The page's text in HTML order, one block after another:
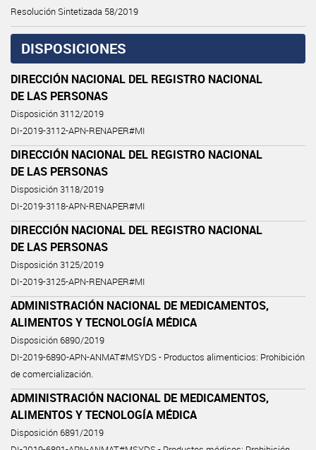
Resolución Sintetizada 58/2019
DISPOSICIONES
DIRECCIÓN NACIONAL DEL REGISTRO NACIONAL
DE LAS PERSONAS
Disposición 3112/2019
DI-2019-3112-APN-RENAPER#MI
DIRECCIÓN NACIONAL DEL REGISTRO NACIONAL
DE LAS PERSONAS
Disposición 3118/2019
DI-2019-3118-APN-RENAPER#MI
DIRECCIÓN NACIONAL DEL REGISTRO NACIONAL
DE LAS PERSONAS
Disposición 3125/2019
DI-2019-3125-APN-RENAPER#MI
ADMINISTRACIÓN NACIONAL DE MEDICAMENTOS,
ALIMENTOS Y TECNOLOGÍA MÉDICA
Disposición 6890/2019
DI-2019-6890-APN-ANMAT#MSYDS - Productos alimenticios: Prohibición
de comercialización.
ADMINISTRACIÓN NACIONAL DE MEDICAMENTOS,
ALIMENTOS Y TECNOLOGÍA MÉDICA
Disposición 6891/2019